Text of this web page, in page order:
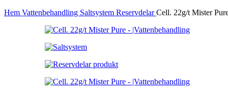
Hem Vattenbehandling Saltsystem ReservdelarCell. 22g/t Mister